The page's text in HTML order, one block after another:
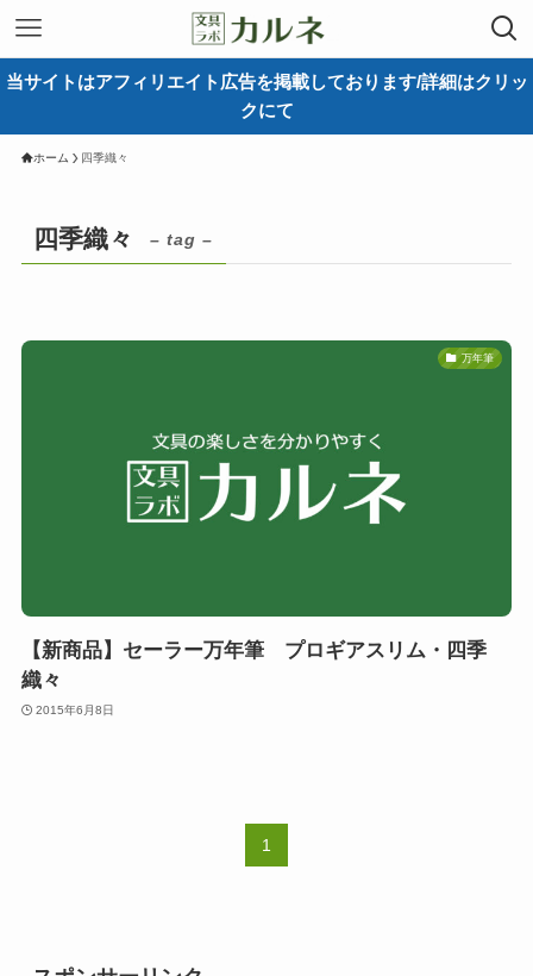
当サイトはアフィリエイト広告を掲載しております/詳細はクリッ
クにて
ホーム 四季織々
四季織々 – tag –
万年筆
【新商品】セーラー万年筆 プロギアスリム・四季
織々
2015年6月8日
1